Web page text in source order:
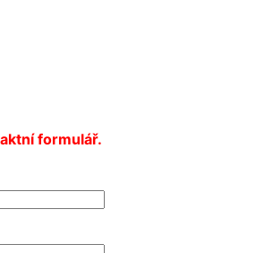
formulář.